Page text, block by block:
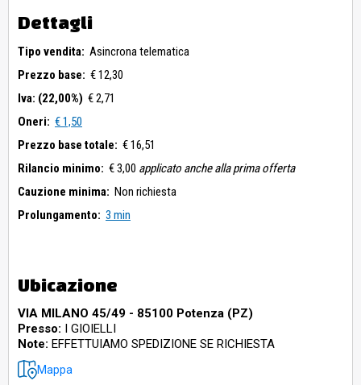
Dettagli
Tipo vendita: Asincrona telematica
Prezzo base: € 12,30
Iva: (22,00%) € 2,71
Oneri: € 1,50
Prezzo base totale: € 16,51
Rilancio minimo: € 3,00 applicato anche alla prima offerta
Cauzione minima: Non richiesta
Prolungamento: 3 min
Ubicazione
VIA MILANO 45/49 - 85100 Potenza (PZ)
Presso: I GIOIELLI
Note: EFFETTUIAMO SPEDIZIONE SE RICHIESTA
Mappa